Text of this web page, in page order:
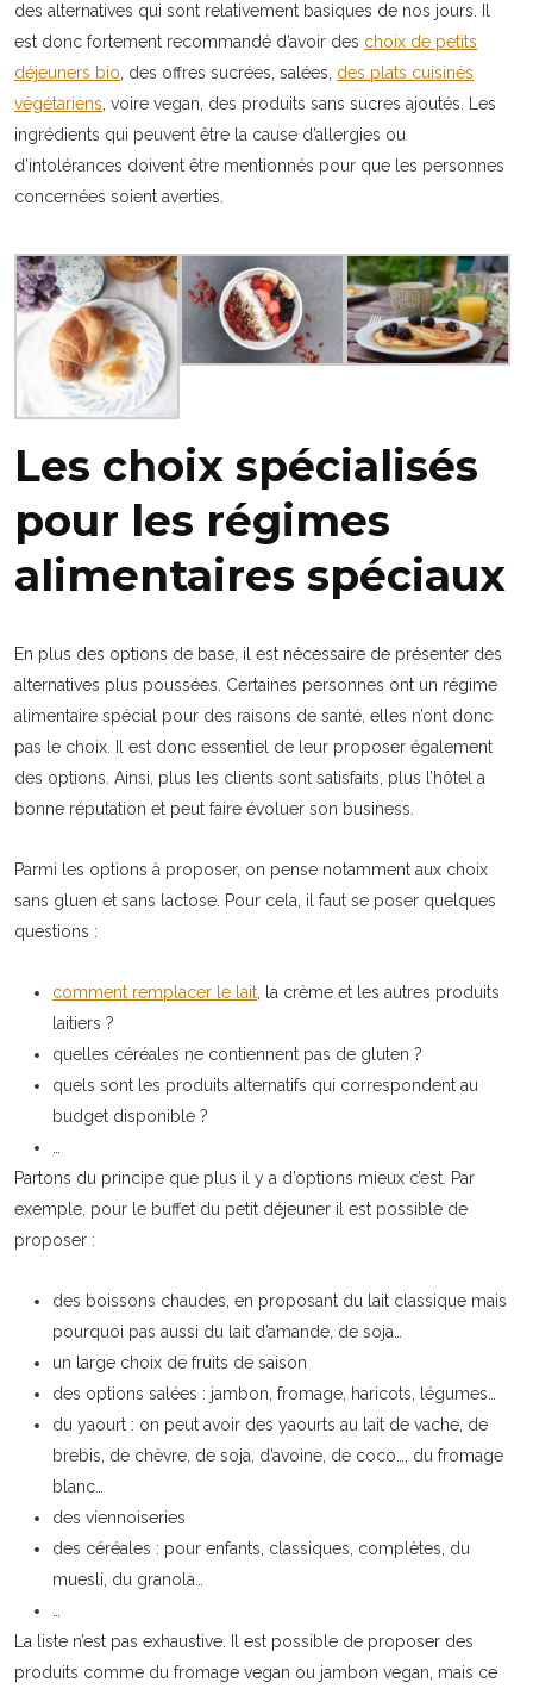
des alternatives qui sont relativement basiques de nos jours. Il
est donc fortement recommandé d’avoir des choix de petits
déjeuners bio , des offres sucrées, salées, des plats cuisinés
végétariens , voire vegan, des produits sans sucres ajoutés. Les
ingrédients qui peuvent être la cause d’allergies ou
d’intolérances doivent être mentionnés pour que les personnes
concernées soient averties.
Les choix spécialisés
pour les régimes
alimentaires spéciaux
En plus des options de base, il est nécessaire de présenter des
alternatives plus poussées. Certaines personnes ont un régime
alimentaire spécial pour des raisons de santé, elles n’ont donc
pas le choix. Il est donc essentiel de leur proposer également
des options. Ainsi, plus les clients sont satisfaits, plus l’hôtel a
bonne réputation et peut faire évoluer son business.
Parmi les options à proposer, on pense notamment aux choix
sans gluen et sans lactose. Pour cela, il faut se poser quelques
questions :
comment remplacer le lait , la crème et les autres produits
laitiers ?
quelles céréales ne contiennent pas de gluten ?
quels sont les produits alternatifs qui correspondent au
budget disponible ?
Partons du principe que plus il y a d’options mieux c’est. Par
exemple, pour le buffet du petit déjeuner il est possible de
proposer :
des boissons chaudes, en proposant du lait classique mais
pourquoi pas aussi du lait d’amande, de soja…
un large choix de fruits de saison
des options salées : jambon, fromage, haricots, légumes…
du yaourt : on peut avoir des yaourts au lait de vache, de
brebis, de chèvre, de soja, d’avoine, de coco…, du fromage
blanc…
des viennoiseries
des céréales : pour enfants, classiques, complètes, du
muesli, du granola…
La liste n’est pas exhaustive. Il est possible de proposer des
produits comme du fromage vegan ou jambon vegan, mais ce